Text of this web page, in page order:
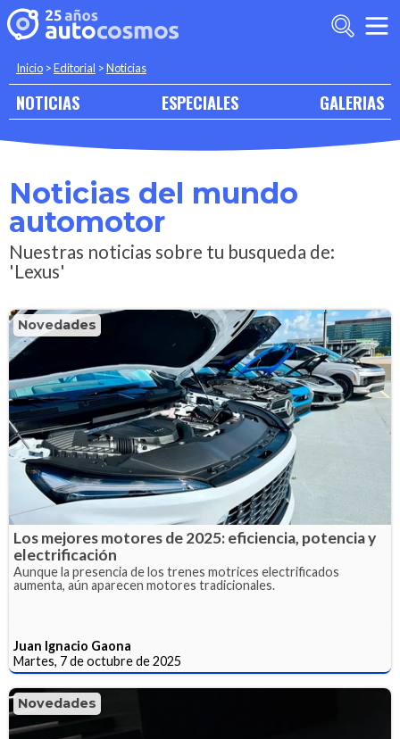
Inicio >Editorial >Noticias
NOTICIAS ESPECIALES GALERIAS
Noticias del mundo
automotor
Nuestras noticias sobre tu busqueda de:
'Lexus'
Novedades
Los mejores motores de 2025: eficiencia, potencia y
electrificación
Aunque la presencia de los trenes motrices electrificados
aumenta, aún aparecen motores tradicionales.
Juan Ignacio Gaona
Martes, 7 de octubre de 2025
Novedades